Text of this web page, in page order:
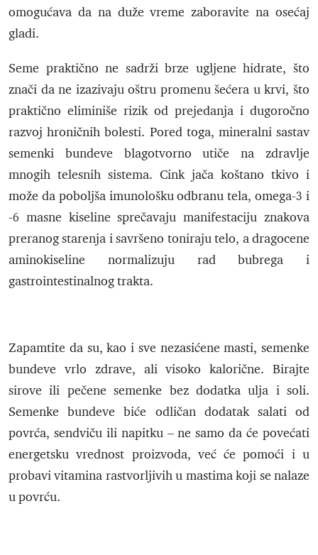
omogućava da na duže vreme zaboravite na osećaj
gladi.
Seme praktično ne sadrži brze ugljene hidrate, što
znači da ne izazivaju oštru promenu šećera u krvi, što
praktično eliminiše rizik od prejedanja i dugoročno
razvoj hroničnih bolesti. Pored toga, mineralni sastav
semenki bundeve blagotvorno utiče na zdravlje
mnogih telesnih sistema. Cink jača koštano tkivo i
može da poboljša imunološku odbranu tela, omega-3 i
-6 masne kiseline sprečavaju manifestaciju znakova
preranog starenja i savršeno toniraju telo, a dragocene
aminokiseline normalizuju rad bubrega i
gastrointestinalnog trakta.
Zapamtite da su, kao i sve nezasićene masti, semenke
bundeve vrlo zdrave, ali visoko kalorične. Birajte
sirove ili pečene semenke bez dodatka ulja i soli.
Semenke bundeve biće odličan dodatak salati od
povrća, sendviču ili napitku – ne samo da će povećati
energetsku vrednost proizvoda, već će pomoći i u
probavi vitamina rastvorljivih u mastima koji se nalaze
u povrću.